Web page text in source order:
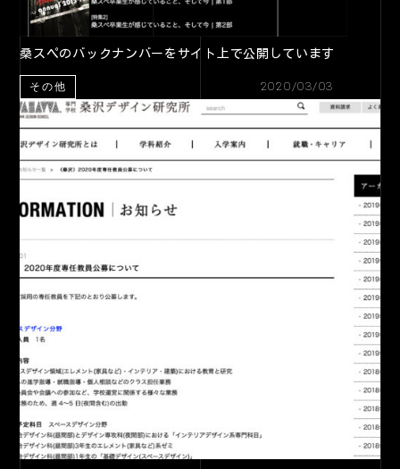
桑スペのバックナンバーをサイト上で公開しています
その他 2020/03/03